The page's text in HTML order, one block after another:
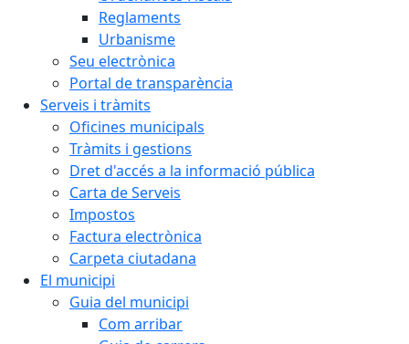
Reglaments
Urbanisme
Seu electrònica
Portal de transparència
Serveis i tràmits
Oficines municipals
Tràmits i gestions
Dret d'accés a la informació pública
Carta de Serveis
Impostos
Factura electrònica
Carpeta ciutadana
El municipi
Guia del municipi
Com arribar